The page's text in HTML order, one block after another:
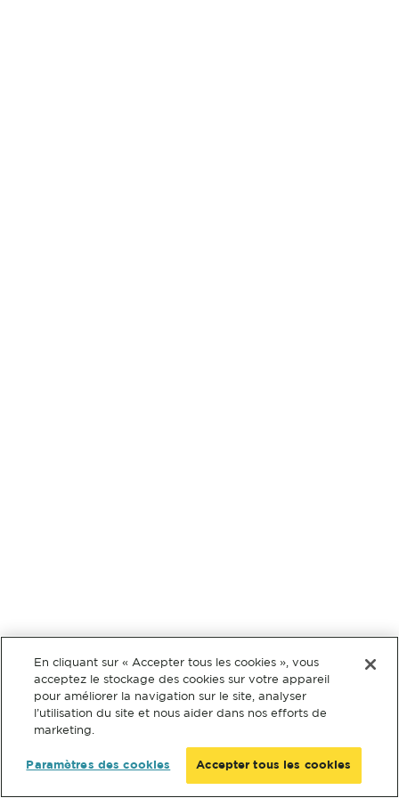
En cliquant sur « Accepter tous les cookies », vous
acceptez le stockage des cookies sur votre appareil
pour améliorer la navigation sur le site, analyser
l’utilisation du site et nous aider dans nos efforts de
marketing.
Paramètres des cookies Accepter tous les cookies